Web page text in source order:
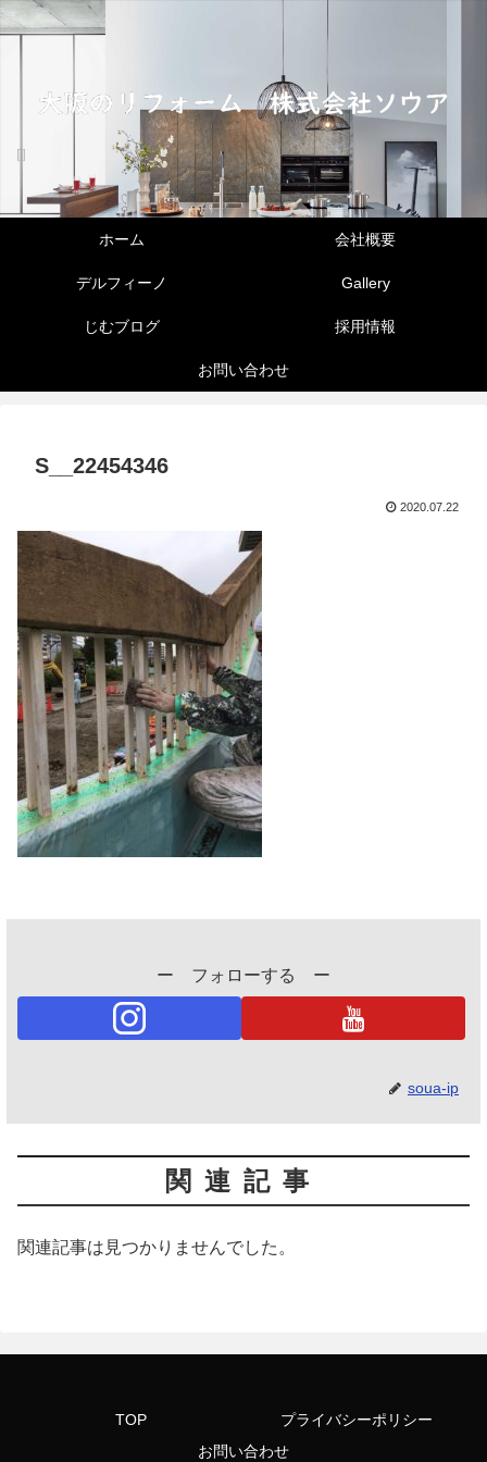
ホーム 会社概要
デルフィーノ Gallery
じむブログ 採用情報
お問い合わせ
S__22454346
2020.07.22
ー フォローする ー
soua-ip
関連記事
関連記事は見つかりませんでした。
TOP
プライバシーポリシー
お問い合わせ